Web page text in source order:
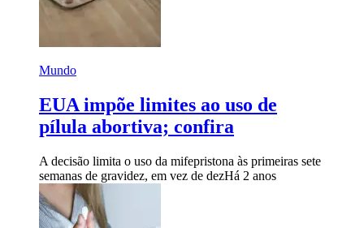
Mundo
EUA impõe limites ao uso de
pílula abortiva; confira
A decisão limita o uso da mifepristona às primeiras sete
semanas de gravidez, em vez de dezHá 2 anos